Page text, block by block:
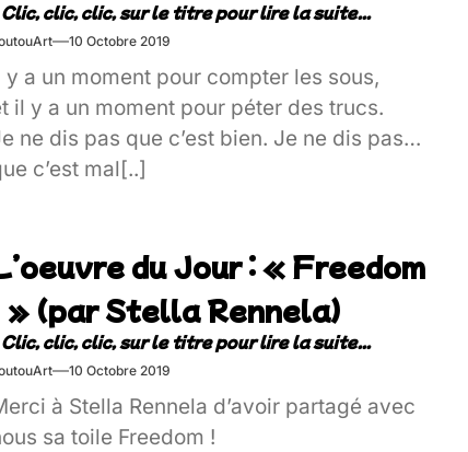
10 Octobre 2019
y a un moment pour compter les sous,
il y a un moment pour péter des trucs.
ne dis pas que c’est bien. Je ne dis pas
c’est mal[..]
du Jour : « Freedom
» (par Stella Rennela)
10 Octobre 2019
à Stella Rennela d’avoir partagé avec
sa toile Freedom !